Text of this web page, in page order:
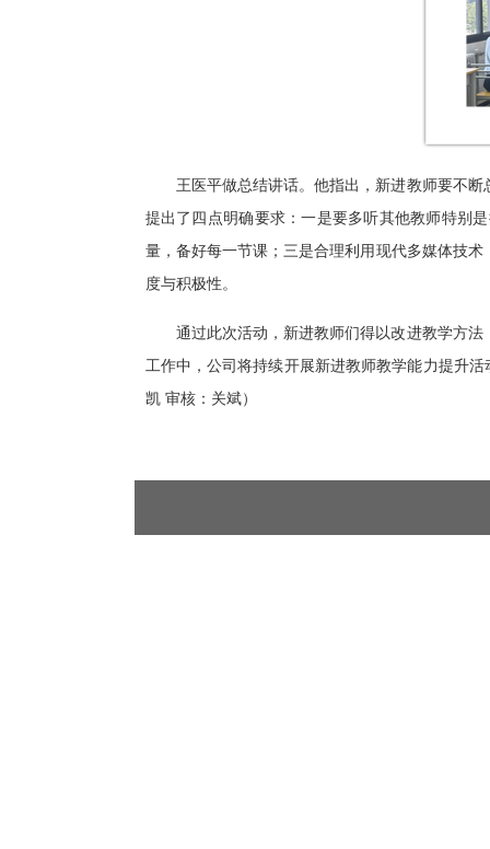
王医平做总结讲话。他指出，新进教师要不
提出了四点明确要求：一是要多听其他教师特别
量，备好每一节课；三是合理利用现代多媒体技
度与积极性。
通过此次活动，新进教师们得以改进教学方
工作中，公司将持续开展新进教师教学能力提升
凯 审核：关斌）